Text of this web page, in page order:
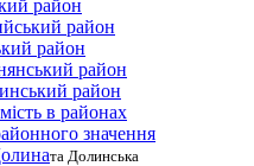
район
район
район
район
район
в районах
значення
та Долинська